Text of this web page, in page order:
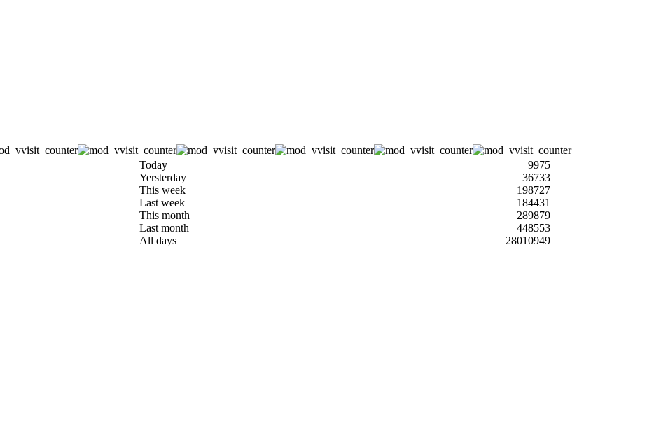
Today
9975
Yersterday
36733
This week
198727
Last week
184431
This month
289879
Last month
448553
All days
28010949